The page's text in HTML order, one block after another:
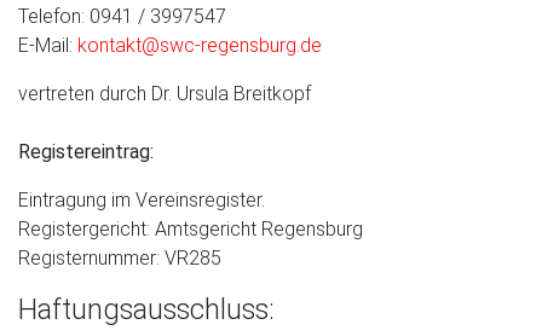
Telefon: 0941 / 3997547
E-Mail: kontakt@swc-regensburg.de
vertreten durch Dr. Ursula Breitkopf
Registereintrag:
Eintragung im Vereinsregister.
Registergericht: Amtsgericht Regensburg
Registernummer: VR285
Haftungsausschluss: